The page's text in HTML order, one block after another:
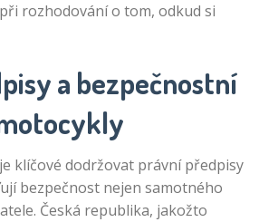
rozhodování o tom, odkud si
a bezpečnostní
klíčové dodržovat právní předpisy
bezpečnost nejen samotného
Česká republika, jakožto